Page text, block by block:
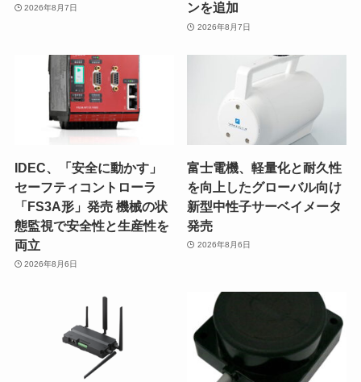
2026年8月7日 ンを追加
2026年8月7日
IDEC、「安全に動かす」
セーフティコントローラ
「FS3A形」発売 機械の状
態監視で安全性と生産性を
両立
2026年8月6日
富士電機、軽量化と耐久性
を向上したグローバル向け
新型中性子サーベイメータ
発売
2026年8月6日